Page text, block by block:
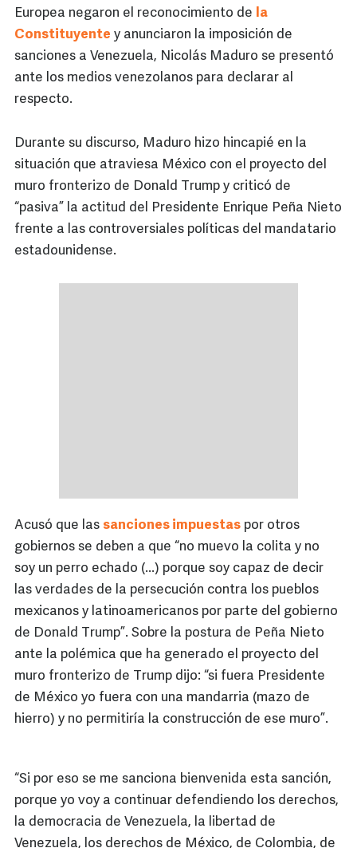
Europea negaron el reconocimiento de la
Constituyente y anunciaron la imposición de
sanciones a Venezuela, Nicolás Maduro se presentó
ante los medios venezolanos para declarar al
respecto.
Durante su discurso, Maduro hizo hincapié en la
situación que atraviesa México con el proyecto del
muro fronterizo de Donald Trump y criticó de
“pasiva” la actitud del Presidente Enrique Peña Nieto
frente a las controversiales políticas del mandatario
estadounidense.
Acusó que las sanciones impuestas por otros
gobiernos se deben a que “no muevo la colita y no
soy un perro echado (...) porque soy capaz de decir
las verdades de la persecución contra los pueblos
mexicanos y latinoamericanos por parte del gobierno
de Donald Trump”. Sobre la postura de Peña Nieto
ante la polémica que ha generado el proyecto del
muro fronterizo de Trump dijo: “si fuera Presidente
de México yo fuera con una mandarria (mazo de
hierro) y no permitiría la construcción de ese muro”.
“Si por eso se me sanciona bienvenida esta sanción,
porque yo voy a continuar defendiendo los derechos,
la democracia de Venezuela, la libertad de
Venezuela, los derechos de México, de Colombia, de